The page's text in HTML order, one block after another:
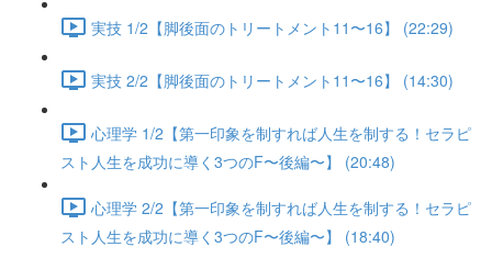
実技 1/2【脚後面のトリートメント11〜16】 (22:29)
実技 2/2【脚後面のトリートメント11〜16】 (14:30)
心理学 1/2【第一印象を制すれば人生を制する！セラピ
スト人生を成功に導く3つのF〜後編〜】 (20:48)
心理学 2/2【第一印象を制すれば人生を制する！セラピ
スト人生を成功に導く3つのF〜後編〜】 (18:40)